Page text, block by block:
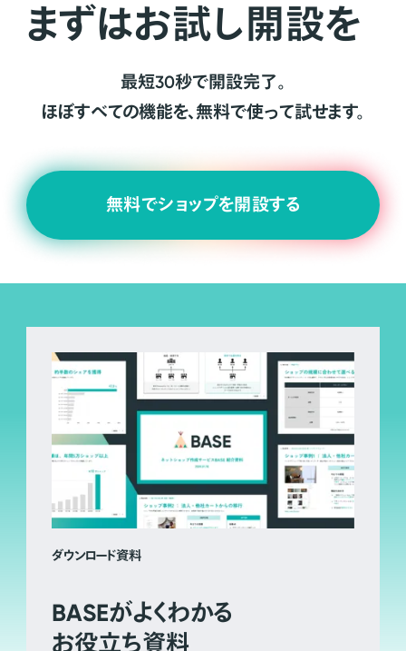
まずはお試し開設を
最短30秒で開設完了。
ほぼすべての機能を、無料で使って試せます。
無料でショップを開設する
ダウンロード資料
BASEがよくわかる
お役立ち資料